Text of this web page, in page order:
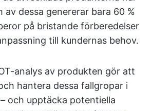
av dessa genererar bara 60 %
på bristande förberedelser
till kundernas behov.
analys av produkten gör att
hantera dessa fallgropar i
och upptäcka potentiella